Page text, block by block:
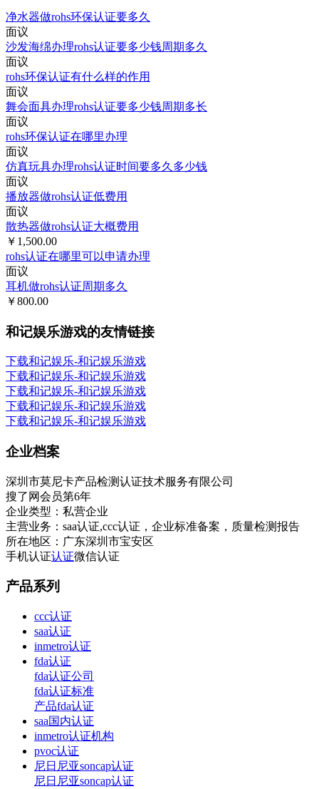
净水器做rohs环保认证要多久
面议
沙发海绵办理rohs认证要多少钱周期多久
面议
rohs环保认证有什么样的作用
面议
舞会面具办理rohs认证要多少钱周期多长
面议
rohs环保认证在哪里办理
面议
仿真玩具办理rohs认证时间要多久多少钱
面议
播放器做rohs认证低费用
面议
散热器做rohs认证大概费用
￥1,500.00
rohs认证在哪里可以申请办理
面议
耳机做rohs认证周期多久
￥800.00
和记娱乐游戏的友情链接
下载和记娱乐-和记娱乐游戏
下载和记娱乐-和记娱乐游戏
下载和记娱乐-和记娱乐游戏
下载和记娱乐-和记娱乐游戏
下载和记娱乐-和记娱乐游戏
企业档案
深圳市莫尼卡产品检测认证技术服务有限公司
搜了网会员第6年
企业类型： 私营企业
主营业务： saa认证,ccc认证，企业标准备案，质量检测报告
所在地区： 广东深圳市宝安区
手机认证认证微信认证
产品系列
ccc认证
saa认证
inmetro认证
fda认证
fda认证公司
fda认证标准
产品fda认证
saa国内认证
inmetro认证机构
pvoc认证
尼日尼亚soncap认证
尼日尼亚soncap认证